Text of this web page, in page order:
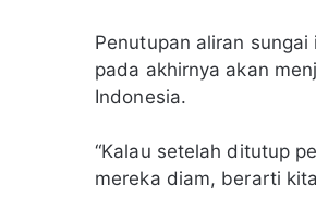
Penutupan aliran
pada akhirnya akan
Indonesia.
“Kalau setelah ditutup
mereka diam, berarti